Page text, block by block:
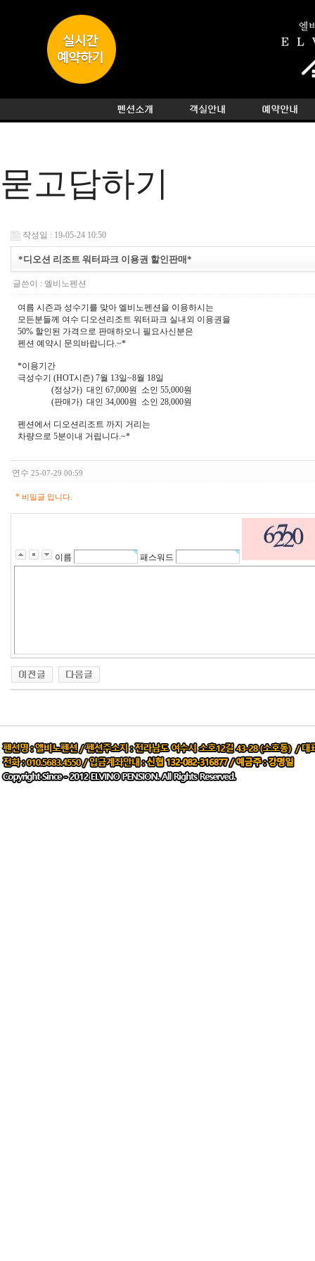
묻고답하기
작성일 : 19-05-24 10:50
*디오션 리조트 워터파크 이용권 할인판매*
글쓴이 : 엘비노펜션
여름 시즌과 성수기를 맞아 엘비노펜션을 이용하시는
모든분들께 여수 디오션리조트 워터파크 실내외 이용권을
50% 할인된 가격으로 판매하오니 필요사신분은
펜션 예약시 문의바랍니다.~*
*이용기간
극성수기 (HOT시즌) 7월 13일~8월 18일
(정상가) 대인 67,000원 소인 55,000원
(판매가) 대인 34,000원 소인 28,000원
펜션에서 디오션리조트 까지 거리는
차량으로 5분이내 거립니다.~*
연수 25-07-29 00:59
* 비밀글 입니다.
이름 패스워드